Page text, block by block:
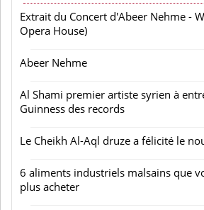
Extrait du Concert d'Abeer Nehme -
Opera House)
Abeer Nehme
Al Shami premier artiste syrien à
Guinness des records
Le Cheikh Al-Aql druze a félicité le
6 aliments industriels malsains que
plus acheter